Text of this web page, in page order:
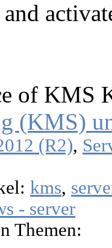
of KMS
(KMS)
(R2),
kms,
- server
Themen: